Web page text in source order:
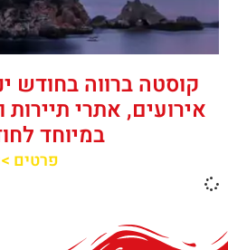
קוסטה ברווה בחודש
אירועים, אתרי
במיוחד
פרטים